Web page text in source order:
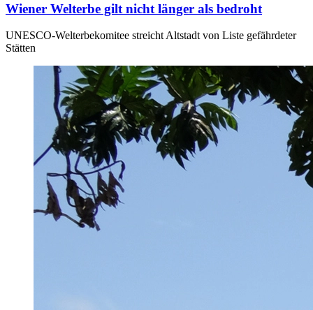
Wiener Welterbe gilt nicht länger als bedroht
UNESCO-Welterbekomitee streicht Altstadt von Liste gefährdeter
Stätten